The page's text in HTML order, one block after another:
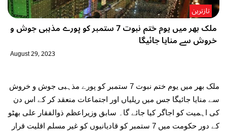
ملک بھر میں یوم ختم نبوت 7 ستمبر کو پورے مذہبی جوش و
خروش سے منایا جائیگا
تازترین
August 29, 2023
ملک بھر میں یوم ختم نبوت 7 ستمبر کو پورے مذہبی جوش و خروش
سے منایا جائیگا جس میں ریلیاں اور اجتماعات منعقد کر کے اس دن
کی اہمیت کو اجاگر کیا جائے گا۔ سابق وزیراعظم ذوالفقار علی بھٹو
کے دور حکومت میں 7 ستمبر کو قادیانیوں کو غیر مسلم اقلیت قرار